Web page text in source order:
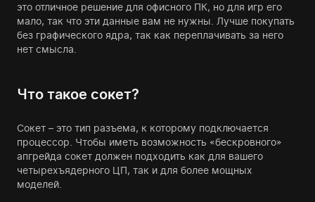
это отличное решение для офисного ПК, но для игр его
мало, так что эти данные вам не нужны. Лучше покупать
без графического ядра, так как переплачивать за него
нет смысла.
Что такое сокет?
Сокет – это тип разъема, к которому подключается
процессор. Чтобы иметь возможность «бескровного»
апгрейда сокет должен подходить как для вашего
четырехъядерного ЦП, так и для более мощных
моделей.